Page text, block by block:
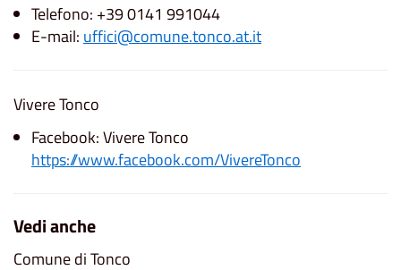
Telefono: +39 0141 991044
E-mail: uffici@comune.tonco.at.it
Vivere Tonco
Facebook: Vivere Tonco
https://www.facebook.com/VivereTonco
Vedi anche
Comune di Tonco